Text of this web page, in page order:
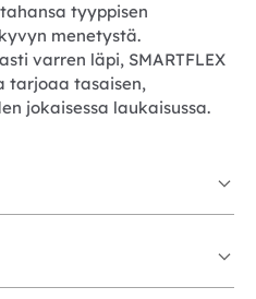
tyyppisen
menetystä.
varren läpi, SMARTFLEX
tarjoaa tasaisen,
jokaisessa laukaisussa.